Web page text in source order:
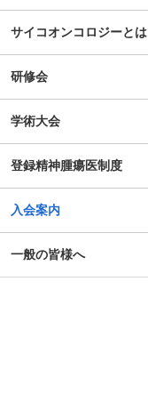
のための公開シンポ
がん患者の抱えるア
ための研修会（2025
第14回日本がん相談
サイコオンコロジーとは
研修会
学術大会
登録精神腫瘍医制度
入会案内
一般の皆様へ